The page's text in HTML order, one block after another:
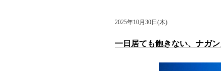
2025年10月30日(木)
一日居ても飽きない、ナガン